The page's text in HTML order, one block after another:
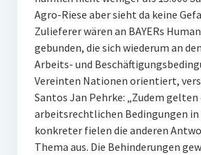
Agro-Riese aber sieht da keine
Zulieferer wären an BAYERs
gebunden, die sich wiederum an
Arbeits- und
Vereinten Nationen orientiert,
Santos Jan Pehrke: „Zudem gelten
arbeitsrechtlichen Bedingungen in
konkreter fielen die anderen
Thema aus. Die Behinderungen